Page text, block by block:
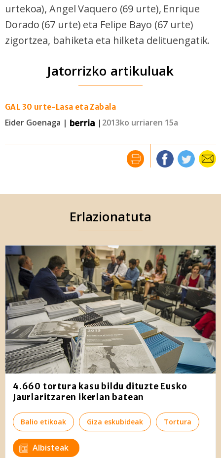
urtekoa), Angel Vaquero (69 urte), Enrique
Dorado (67 urte) eta Felipe Bayo (67 urte)
zigortzea, bahiketa eta hilketa delituengatik.
Jatorrizko artikuluak
GAL 30 urte-Lasa eta Zabala
Eider Goenaga | | 2013ko urriaren 15a
Erlazionatuta
4.660 tortura kasu bildu dituzte Eusko
Jaurlaritzaren ikerlan batean
Balio etikoak Giza eskubideak Tortura
Albisteak